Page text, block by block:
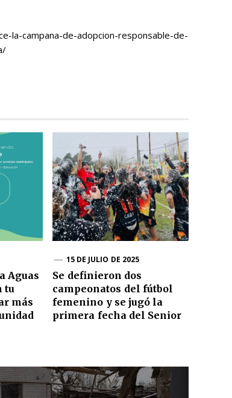
la-campana-de-adopcion-responsable-de-
Aguas
tu
más
15 DE JULIO DE 2025
Se definieron dos
campeonatos del fútbol
femenino y se jugó la
primera fecha del Senior